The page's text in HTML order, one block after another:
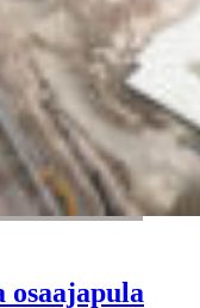
osaajapula